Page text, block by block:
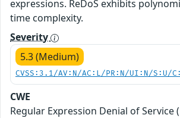
expressions. ReDoS exhibits
time complexity.
Severity
5.3 (Medium)
CVSS:3.1/AV:N/AC:L/PR:N/UI:N/S:U/
CWE
Regular Expression Denial of Service